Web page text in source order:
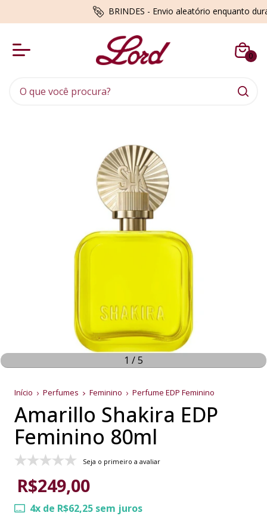
BRINDES - Envio aleatório enquanto
0
1 /5
Início Perfumes Feminino Perfume EDP Feminino
Amarillo Shakira EDP
Feminino 80ml
Seja o primeiro a avaliar
R$249,00
4x de R$62,25 sem juros